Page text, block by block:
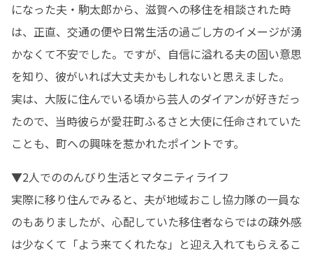
になった夫・駒太郎から、滋賀への移住を相談された時
は、正直、交通の便や日常生活の過ごし方のイメージが湧
かなくて不安でした。ですが、自信に溢れる夫の固い意思
を知り、彼がいれば大丈夫かもしれないと思えました。
実は、大阪に住んでいる頃から芸人のダイアンが好きだっ
たので、当時彼らが愛荘町ふるさと大使に任命されていた
ことも、町への興味を惹かれたポイントです。
▼2人でののんびり生活とマタニティライフ
実際に移り住んでみると、夫が地域おこし協力隊の一員な
のもありましたが、心配していた移住者ならではの疎外感
は少なくて「よう来てくれたな」と迎え入れてもらえるこ